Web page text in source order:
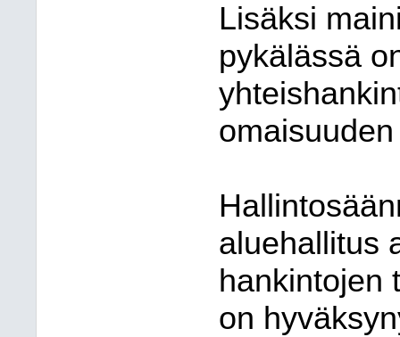
Lisäksi
pykälässä
aluehallitus
hankintojen
on